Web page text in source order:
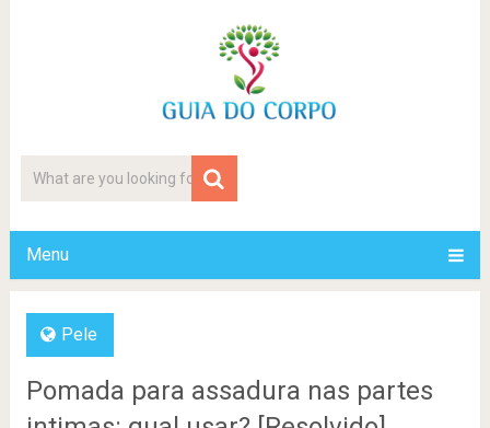
Menu
Pele
Pomada para assadura nas partes